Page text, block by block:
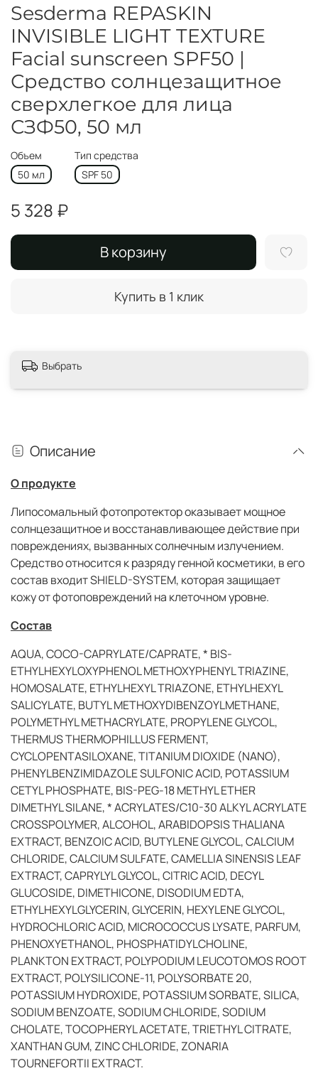
Sesderma REPASKIN
INVISIBLE LIGHT TEXTURE
Facial sunscreen SPF50 |
Средство солнцезащитное
сверхлегкое для лица
СЗФ50, 50 мл
Объем
50 мл
Тип средства
SPF 50
5 328 ₽
В корзину
Купить в 1 клик
Выбрать
Описание
О продукте
Липосомальный фотопротектор оказывает мощное
солнцезащитное и восстанавливающее действие при
повреждениях, вызванных солнечным излучением.
Средство относится к разряду генной косметики, в его
состав входит SHIELD-SYSTEM, которая защищает
кожу от фотоповреждений на клеточном уровне.
Состав
AQUA, COCO-CAPRYLATE/CAPRATE, * BIS-
ETHYLHEXYLOXYPHENOL METHOXYPHENYL TRIAZINE,
HOMOSALATE, ETHYLHEXYL TRIAZONE, ETHYLHEXYL
SALICYLATE, BUTYL METHOXYDIBENZOYLMETHANE,
POLYMETHYL METHACRYLATE, PROPYLENE GLYCOL,
THERMUS THERMOPHILLUS FERMENT,
CYCLOPENTASILOXANE, TITANIUM DIOXIDE (NANO),
PHENYLBENZIMIDAZOLE SULFONIC ACID, POTASSIUM
CETYL PHOSPHATE, BIS-PEG-18 METHYL ETHER
DIMETHYL SILANE, * ACRYLATES/C10-30 ALKYL ACRYLATE
CROSSPOLYMER, ALCOHOL, ARABIDOPSIS THALIANA
EXTRACT, BENZOIC ACID, BUTYLENE GLYCOL, CALCIUM
CHLORIDE, CALCIUM SULFATE, CAMELLIA SINENSIS LEAF
EXTRACT, CAPRYLYL GLYCOL, CITRIC ACID, DECYL
GLUCOSIDE, DIMETHICONE, DISODIUM EDTA,
ETHYLHEXYLGLYCERIN, GLYCERIN, HEXYLENE GLYCOL,
HYDROCHLORIC ACID, MICROCOCCUS LYSATE, PARFUM,
PHENOXYETHANOL, PHOSPHATIDYLCHOLINE,
PLANKTON EXTRACT, POLYPODIUM LEUCOTOMOS ROOT
EXTRACT, POLYSILICONE-11, POLYSORBATE 20,
POTASSIUM HYDROXIDE, POTASSIUM SORBATE, SILICA,
SODIUM BENZOATE, SODIUM CHLORIDE, SODIUM
CHOLATE, TOCOPHERYL ACETATE, TRIETHYL CITRATE,
XANTHAN GUM, ZINC CHLORIDE, ZONARIA
TOURNEFORTII EXTRACT.